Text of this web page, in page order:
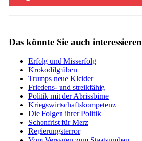
Das könnte Sie auch interessieren
Erfolg und Misserfolg
Krokodilgräben
Trumps neue Kleider
Friedens- und streikfähig
Politik mit der Abrissbirne
Kriegswirtschaftskompetenz
Die Folgen ihrer Politik
Schonfrist für Merz
Regierungsterror